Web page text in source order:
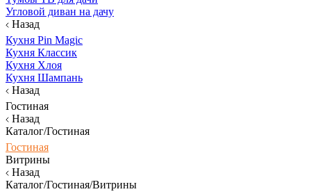
Угловой диван на дачу
Назад
Кухня Pin Magic
Кухня Классик
Кухня Хлоя
Кухня Шампань
Назад
Гостиная
Назад
Каталог/Гостиная
Гостиная
Витрины
Назад
Каталог/Гостиная/Витрины